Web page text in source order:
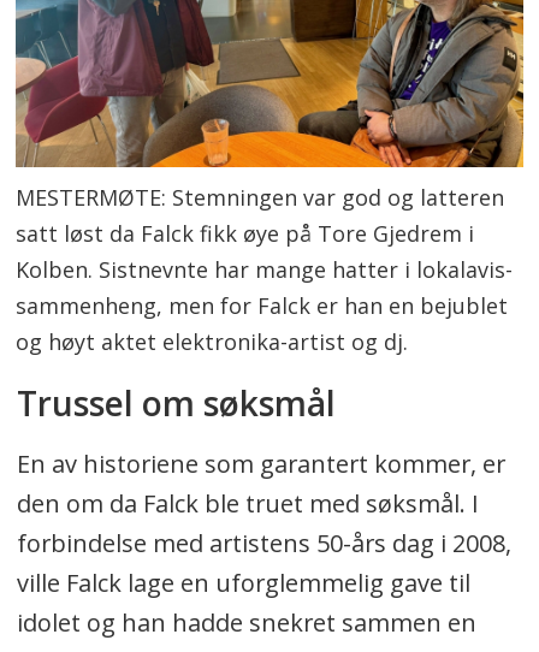
MESTERMØTE: Stemningen var god og latteren
satt løst da Falck fikk øye på Tore Gjedrem i
Kolben. Sistnevnte har mange hatter i lokalavis-
sammenheng, men for Falck er han en bejublet
og høyt aktet elektronika-artist og dj.
Trussel om søksmål
En av historiene som garantert kommer, er
den om da Falck ble truet med søksmål. I
forbindelse med artistens 50-års dag i 2008,
ville Falck lage en uforglemmelig gave til
idolet og han hadde snekret sammen en